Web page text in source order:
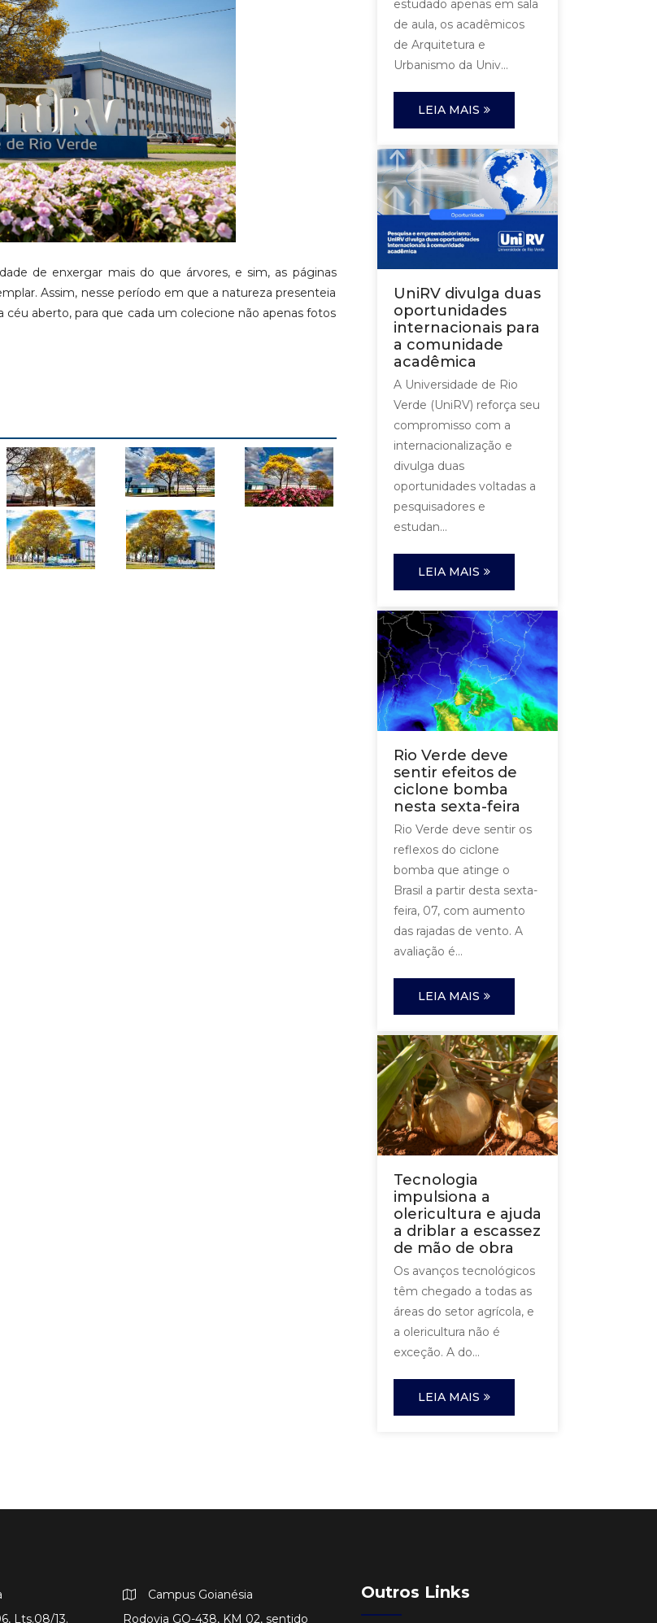
de enxergar mais do que árvores, e sim, as páginas
Assim, nesse período em que a natureza presenteia
aberto, para que cada um colecione não apenas fotos
estudado apenas em sala
de aula, os acadêmicos
de Arquitetura e
Urbanismo da Univ...
LEIA MAIS
UniRV divulga duas
oportunidades
internacionais para
a comunidade
acadêmica
A Universidade de Rio
Verde (UniRV) reforça seu
compromisso com a
internacionalização e
divulga duas
oportunidades voltadas a
pesquisadores e
estudan...
LEIA MAIS
Rio Verde deve
sentir efeitos de
ciclone bomba
nesta sexta-feira
Rio Verde deve sentir os
reflexos do ciclone
bomba que atinge o
Brasil a partir desta sexta-
feira, 07, com aumento
das rajadas de vento. A
avaliação é...
LEIA MAIS
Tecnologia
impulsiona a
olericultura e ajuda
a driblar a escassez
de mão de obra
Os avanços tecnológicos
têm chegado a todas as
áreas do setor agrícola, e
a olericultura não é
exceção. A do...
LEIA MAIS
Lts.08/13.
Campus Goianésia
Rodovia GO-438, KM 02, sentido
Outros Links